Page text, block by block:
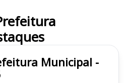
Municipal -